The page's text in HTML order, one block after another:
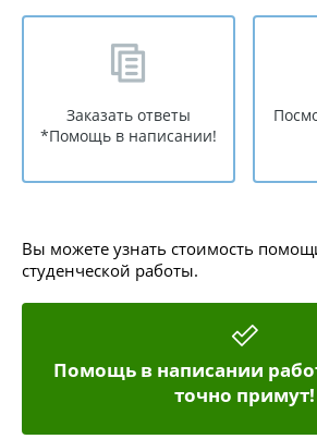
Заказать ответы
*Помощь в написании!
Вы можете узнать стоимость
студенческой работы.
Помощь в написании
точно примут!